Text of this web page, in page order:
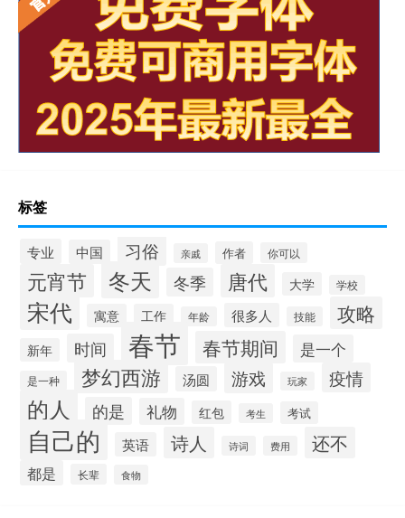
标签
专业 中国 习俗 亲戚 作者 你可以
元宵节 冬天 冬季 唐代 大学 学校
宋代 寓意 工作 年龄 很多人 技能 攻略
新年 时间 春节 春节期间 是一个
是一种 梦幻西游 汤圆 游戏 玩家 疫情
的人 的是 礼物 红包 考生 考试
自己的 英语 诗人 诗词 费用 还不
都是 长辈 食物